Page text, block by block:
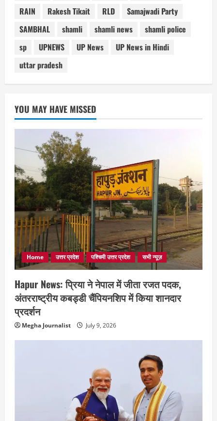
RAIN
Rakesh Tikait RLD
Samajwadi Party
SAMBHAL
shamli shamli news
shamli police
sp
UPNEWS UP News
UP News in Hindi
uttar pradesh
YOU MAY HAVE MISSED
Home उत्तर प्रदेश पश्चिमी उत्तर प्रदेश सभी न्यूज़
Hapur News: प्रिया ने नेपाल में जीता रजत पदक,
अंतरराष्ट्रीय कबड्डी चैंपियनशिप में किया शानदार
प्रदर्शन
Megha Journalist July 9, 2026